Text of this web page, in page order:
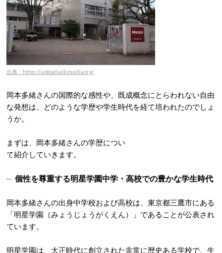
出典：https://upload.wikimedia.org/
岡本多緒さんの国際的な感性や、既成概念にとらわれない自由
な発想は、どのような学歴や学生時代を経て培われたのでしょ
うか。
まずは、岡本多緒さんの学歴につい
て紹介していきます。
個性を尊重する明星学園中学・高校での豊かな学生時代
岡本多緒さんの出身中学校および高校は、東京都三鷹市にある
「明星学園（みょうじょうがくえん）」であることが公表され
ています。
明星学園は、大正時代に創立された非常に歴史ある学校で、生